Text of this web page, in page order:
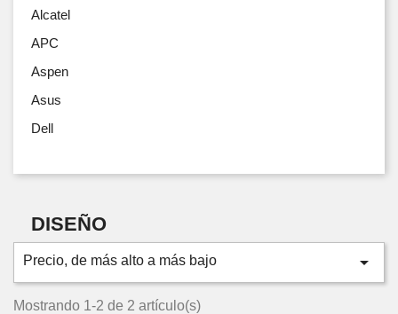
Alcatel
APC
Aspen
Asus
Dell
DISEÑO
Precio, de más alto a más bajo 
Mostrando 1-2 de 2 artículo(s)